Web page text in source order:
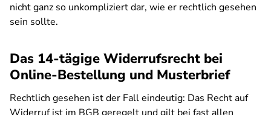
nicht ganz so unkompliziert dar, wie er rechtlich gesehen
sein sollte.
Das 14-tägige Widerrufsrecht bei
Online-Bestellung und Musterbrief
Rechtlich gesehen ist der Fall eindeutig: Das Recht auf